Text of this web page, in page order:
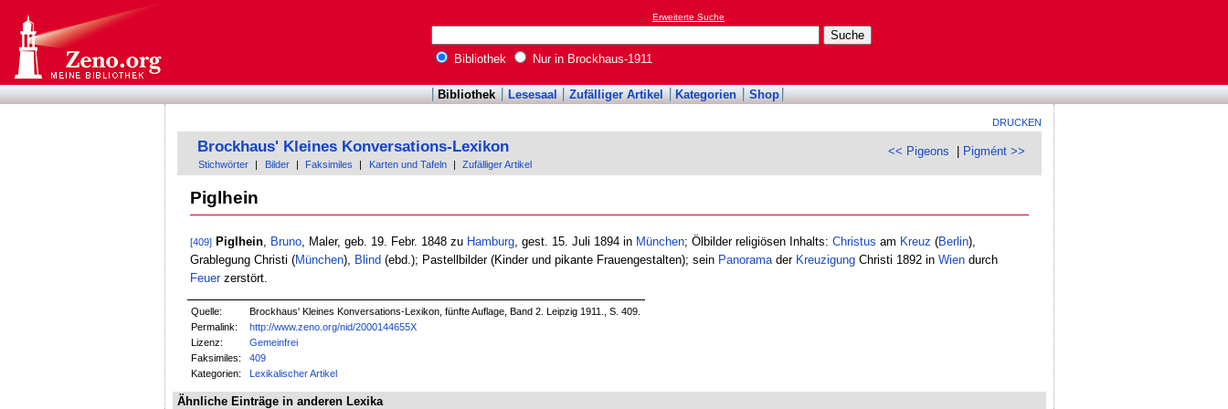
Erweiterte Suche
Bibliothek Nur in Brockhaus-1911
Bibliothek Lesesaal Zufälliger Artikel Kategorien Shop
DRUCKEN
<< Pigeons Pigmént >>
Brockhaus' Kleines Konversations-Lexikon
Stichwörter Bilder Faksimiles Karten und Tafeln Zufälliger Artikel
Piglhein
[409] Piglhein, Bruno, Maler, geb. 19. Febr. 1848 zu Hamburg, gest. 15. Juli 1894 in München; Ölbilder religiösen Inhalts: Christus am Kreuz (Berlin),
Grablegung Christi (München), Blind (ebd.); Pastellbilder (Kinder und pikante Frauengestalten); sein Panoramader KreuzigungChristi 1892 in Wiendurch
Feuerzerstört.
Quelle:
Brockhaus' Kleines Konversations-Lexikon, fünfte Auflage, Band 2. Leipzig 1911., S. 409.
Permalink:
http://www.zeno.org/nid/2000144655X
Lizenz:
Gemeinfrei
Faksimiles:
409
Kategorien:
Lexikalischer Artikel
Ähnliche Einträge in anderen Lexika